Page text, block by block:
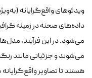
ویدئوهای واقع‌گرایانه
داده‌های صحنه در زمینه
می‌شود. در این فرآیند،
می‌شوند و جزئیاتی مانند
هستند تا تصاویر